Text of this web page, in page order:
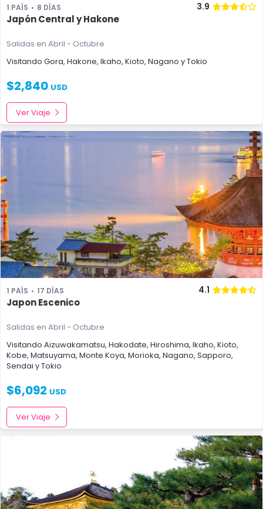
1 PAÍS 8 DÍAS 3.9
Japón Central y Hakone
Salidas en Abril - Octubre
Visitando Gora, Hakone, Ikaho, Kioto, Nagano yTokio
$2,840 USD
Ver Viaje
1 PAÍS 17 DÍAS 4.1
Japon Escenico
Salidas en Abril - Octubre
Visitando Aizuwakamatsu, Hakodate, Hiroshima, Ikaho, Kioto,
Kobe, Matsuyama, Monte Koya, Morioka, Nagano, Sapporo,
Sendai yTokio
$6,092 USD
Ver Viaje